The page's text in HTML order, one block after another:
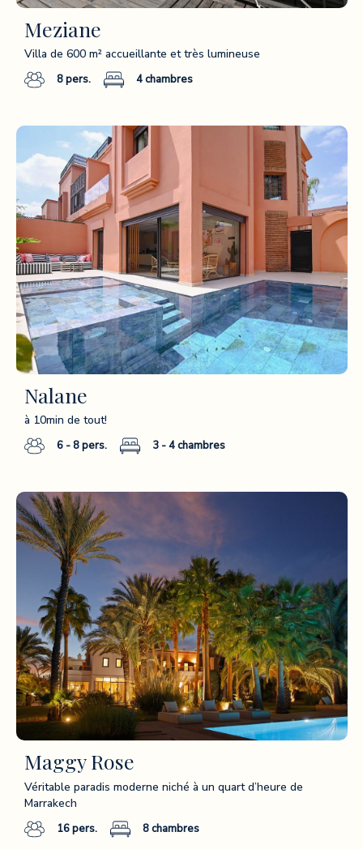
Meziane
Villa de 600 m² accueillante et très lumineuse
8pers. 4chambres
Nalane
à 10min de tout!
6 - 8pers. 3 - 4chambres
Maggy Rose
Véritable paradis moderne niché à un quart d’heure de
Marrakech
16pers. 8chambres